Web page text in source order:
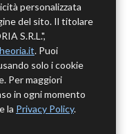
personalizzata
del sito. Il titolare
S.R.L.",
. Puoi
solo i cookie
Per maggiori
in ogni momento
e la Privacy Policy.